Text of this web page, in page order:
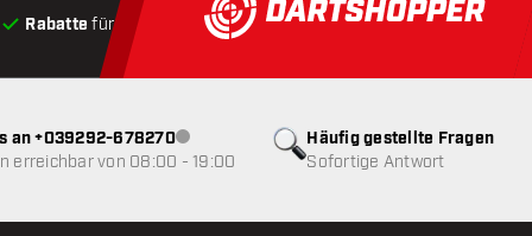
Rabatte für Kunden Produkte auf Lager, Versand
Häufig gestellte Fragen
Sofortige Antwort
an +039292-678270Kundenservice nicht verfügbar
erreichbar von 08:00 - 19:00